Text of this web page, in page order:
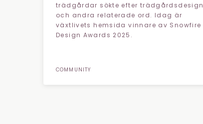
trädgårdar sökte efter trädgårdsdesign
och andra relaterade ord. Idag är
växtlivets hemsida vinnare av Snowfire
Design Awards 2025.
COMMUNITY